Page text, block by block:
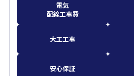
電気
配線工事費
大工工事
安心保証